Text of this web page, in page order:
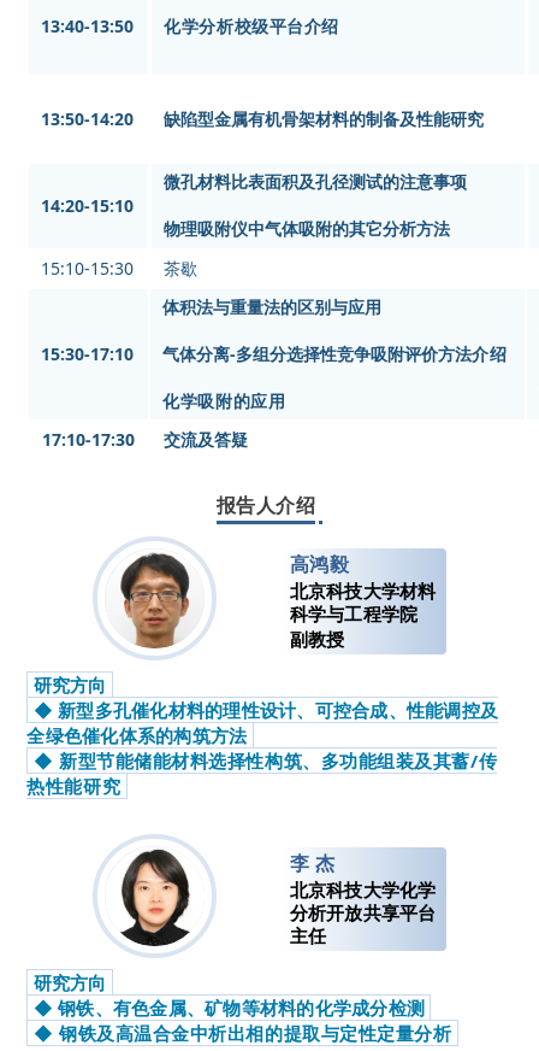
13:40-13:50 化学分析校级平台介绍
13:50-14:20 缺陷型金属有机骨架材料的制备及性能研究
14:20-15:10
微孔材料比表面积及孔径测试的注意事项
物理吸附仪中气体吸附的其它分析方法
15:10-15:30
茶歇
15:30-17:10
体积法与重量法的区别与应用
气体分离-多组分选择性竞争吸附评价方法介绍
化学吸附的应用
17:10-17:30
交流及答疑
报告人介绍
高鸿毅
北京科技大学材料
科学与工程学院
副教授
研究方向
◆ 新型多孔催化材料的理性设计、可控合成、性能调控及
全绿色催化体系的构筑方法
◆ 新型节能储能材料选择性构筑、多功能组装及其蓄/传
热性能研究
李 杰
北京科技大学化学
分析开放共享平台
主任
研究方向
◆ 钢铁、有色金属、矿物等材料的化学成分检测
◆ 钢铁及高温合金中析出相的提取与定性定量分析